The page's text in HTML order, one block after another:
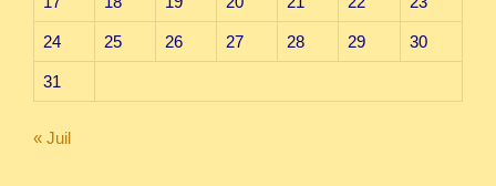
24 25 26 27 28 29 30
31
« Juil